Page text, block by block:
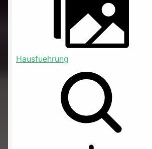
Hausfuehrung